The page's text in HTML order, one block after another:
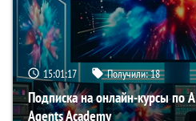
15:01:16 Получили:18
Подписка на онлайн-курсы по
Agents Academy